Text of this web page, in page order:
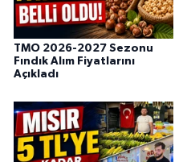
TMO 2026-2027 Sezonu
Fındık Alım Fiyatlarını
Açıkladı